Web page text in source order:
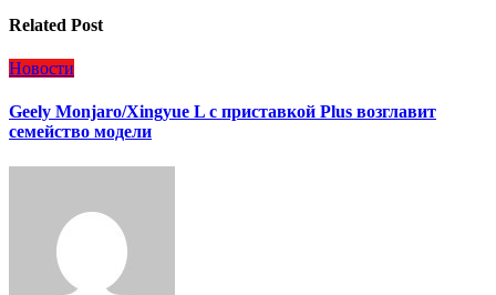
Related Post
Новости
Geely Monjaro/Xingyue L с приставкой Plus возглавит
семейство модели